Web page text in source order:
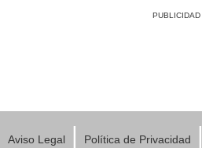
PUBLICIDAD
Aviso Legal | Política de Privacidad |